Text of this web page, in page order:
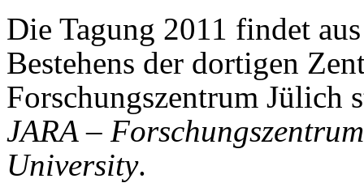
Die Tagung 2011 findet
Bestehens der dortigen
Forschungszentrum Jülich
JARA –
University.